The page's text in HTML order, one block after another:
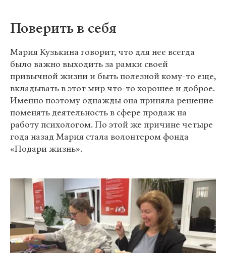
Поверить в себя
Мария Кузькина говорит, что для нее всегда
было важно выходить за рамки своей
привычной жизни и быть полезной кому-то еще,
вкладывать в этот мир что-то хорошее и доброе.
Именно поэтому однажды она приняла решение
поменять деятельность в сфере продаж на
работу психологом. По этой же причине четыре
года назад Мария стала волонтером фонда
«Подари жизнь».